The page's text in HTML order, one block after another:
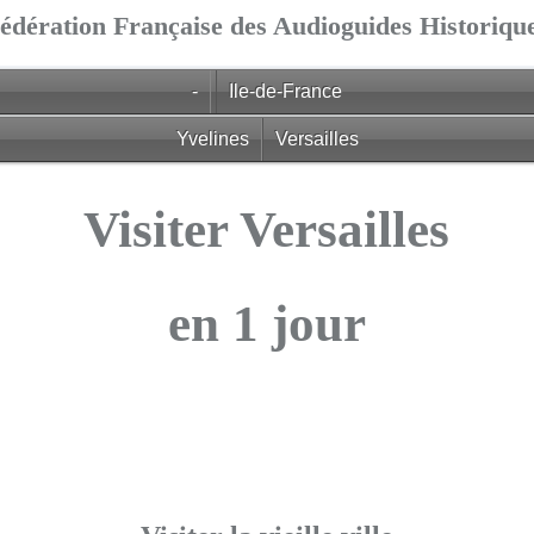
Française des Audioguides
- Ile-de-France
Yvelines Versailles
Visiter Versailles
en 1 jour